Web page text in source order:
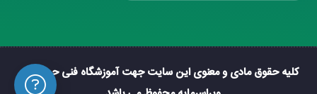
کلیه حقوق مادی و معنوی این سایت جهت آموزشگاه فنی حرفه ای